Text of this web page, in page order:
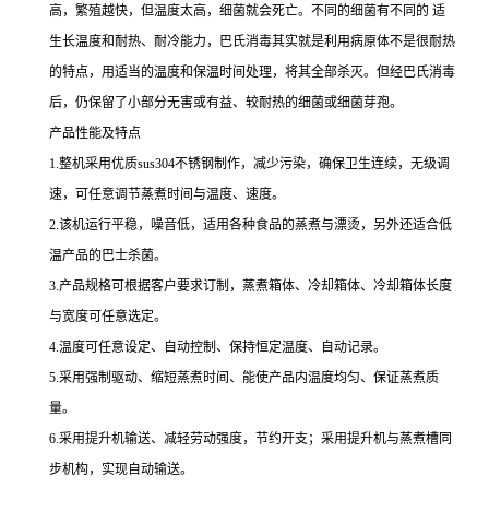
高，繁殖越快，但温度太高，细菌就会死亡。不同的细菌有不同的 适
生长温度和耐热、耐冷能力，巴氏消毒其实就是利用病原体不是很耐热
的特点，用适当的温度和保温时间处理，将其全部杀灭。但经巴氏消毒
后，仍保留了小部分无害或有益、较耐热的细菌或细菌芽孢。
产品性能及特点
1.整机采用优质sus304不锈钢制作，减少污染，确保卫生连续，无级调
速，可任意调节蒸煮时间与温度、速度。
2.该机运行平稳，噪音低，适用各种食品的蒸煮与漂烫，另外还适合低
温产品的巴士杀菌。
3.产品规格可根据客户要求订制，蒸煮箱体、冷却箱体、冷却箱体长度
与宽度可任意选定。
4.温度可任意设定、自动控制、保持恒定温度、自动记录。
5.采用强制驱动、缩短蒸煮时间、能使产品内温度均匀、保证蒸煮质
量。
6.采用提升机输送、减轻劳动强度，节约开支；采用提升机与蒸煮槽同
步机构，实现自动输送。